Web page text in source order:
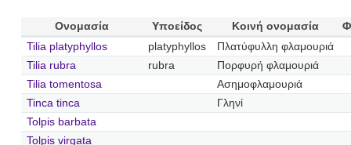
Ονομασία Υποείδος Κοινή ονομασία
Tilia platyphyllos
platyphyllos
Πλατύφυλλη φλαμουριά
Tilia rubra
rubra
Πορφυρή φλαμουριά
Tilia tomentosa
Ασημοφλαμουριά
Tinca tinca
Γληνί
Tolpis barbata
Tolpis virgata